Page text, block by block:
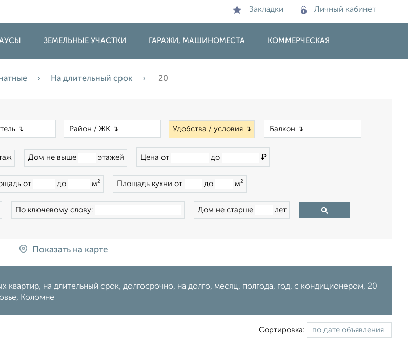
Закладки Личный кабинет
ЗЕМЕЛЬНЫЕ УЧАСТКИ ГАРАЖИ, МАШИНОМЕСТА КОММЕРЧЕСКАЯ
На длительный срок 20
Удобства / условия ↴
Дом не выше этажей Цена от до ₽
от до м² Площадь кухни от до м²
По ключевому слову: Дом не старше лет
Показать на карте
квартир, на длительный срок, долгосрочно, на долго, месяц, полгода, год, с кондиционером, 20
Коломне
Сортировка: